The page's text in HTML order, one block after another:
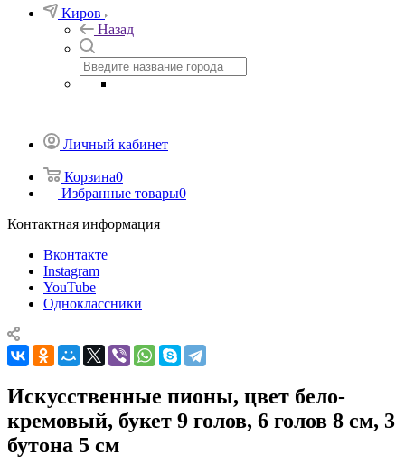
Киров
Назад
Личный кабинет
Корзина0
Избранные товары0
Контактная информация
Вконтакте
Instagram
YouTube
Одноклассники
Искусственные пионы, цвет бело-
кремовый, букет 9 голов, 6 голов 8 см, 3
бутона 5 см